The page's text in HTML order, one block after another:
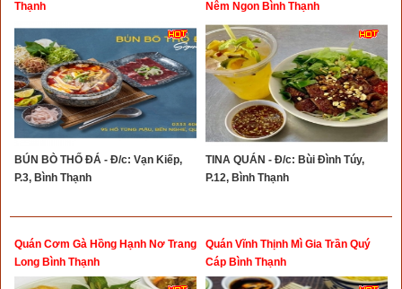
Thạnh
BÚN BÒ THỐ ĐÁ - Đ/c: Vạn Kiếp,
P.3, Bình Thạnh
Nêm Ngon Bình Thạnh
TINA QUÁN - Đ/c: Bùi Đình Túy,
P.12, Bình Thạnh
Quán Cơm Gà Hồng Hạnh Nơ Trang
Long Bình Thạnh
Quán Vĩnh Thịnh Mì Gia Trần Quý
Cáp Bình Thạnh